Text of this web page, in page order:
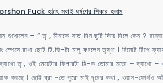
Fuck হঠাৎ সবাই ধর্ষণের শিকার হলাম
শুধোলেন – ” তৃ , মীনাকে সাত দিন ছুটি দিয়ে দিলে কেন ?
স্পেসে রাখা ছোট টি.ভি-টা চালু করলেন তৃষ্ণা । রিমোট টিপে
তৃ , ওই মেয়েটার ফিগারটা ঠি-ক তোমার মতো – দ্যাখো –
করছে । ছোট্ট ব্রা -তে পুরো মাই দূরের কথা , ওয়ান-